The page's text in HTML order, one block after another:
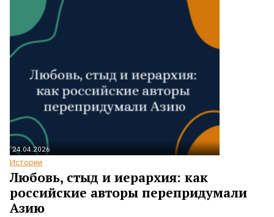
24.04.2026
Истории
Любовь, стыд и иерархия: как
российские авторы перепридумали
Азию